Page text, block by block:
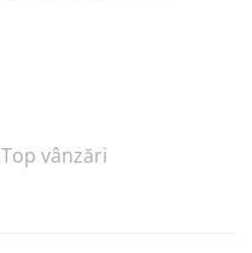
Top vânzări